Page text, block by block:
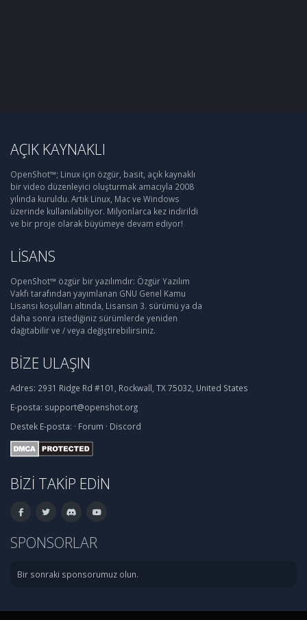
AÇIK KAYNAKLI
OpenShot™; Linux için özgür, basit, açık kaynaklı
bir video düzenleyici oluşturmak amacıyla 2008
yılında kuruldu. Artık Linux, Mac ve Windows
üzerinde kullanılabiliyor. Milyonlarca kez indirildi
ve bir proje olarak büyümeye devam ediyor!
LISANS
OpenShot™ özgür bir yazılımdır: Özgür Yazılım
Vakfı tarafından yayımlanan GNU Genel Kamu
Lisansı koşulları altında, Lisansın 3. sürümü ya da
daha sonra istediğiniz sürümlerde yeniden
dağıtabilir ve / veya değiştirebilirsiniz.
BIZE ULAŞIN
Adres: 2931 Ridge Rd #101, Rockwall, TX 75032, United States
E-posta: support@openshot.org
Destek E-posta: · Forum · Discord
BIZI TAKIP EDIN
SPONSORLAR
Bir sonraki sponsorumuz olun.